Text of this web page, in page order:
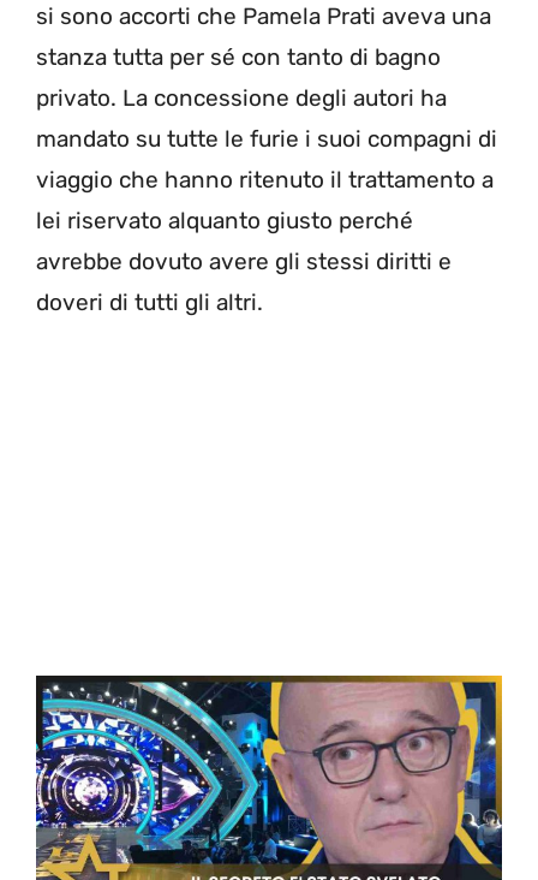
si sono accorti che Pamela Prati aveva una
stanza tutta per sé con tanto di bagno
privato. La concessione degli autori ha
mandato su tutte le furie i suoi compagni di
viaggio che hanno ritenuto il trattamento a
lei riservato alquanto giusto perché
avrebbe dovuto avere gli stessi diritti e
doveri di tutti gli altri.